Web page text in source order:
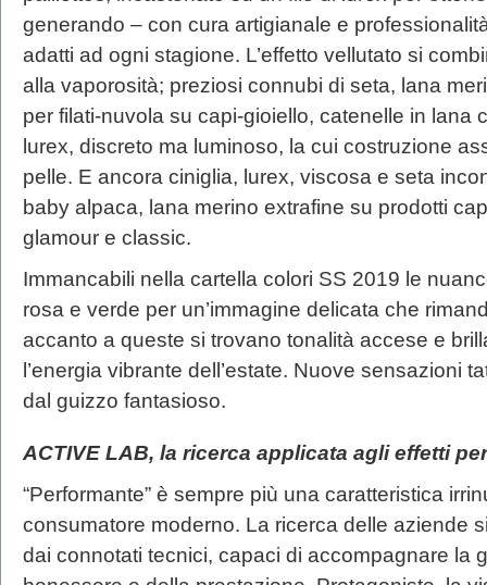
generando – con cura artigianale e
adatti ad ogni stagione. L’effetto vellutato si
alla vaporosità; preziosi connubi di seta, lana
per filati-nuvola su capi-gioiello, catenelle in lana
lurex, discreto ma luminoso, la cui costruzione
pelle. E ancora ciniglia, lurex, viscosa e seta
baby alpaca, lana merino extrafine su prodotti
glamour e classic.
Immancabili nella cartella colori SS 2019 le
rosa e verde per un’immagine delicata che
accanto a queste si trovano tonalità accese e
l’energia vibrante dell’estate. Nuove sensazioni
dal guizzo fantasioso.
ACTIVE LAB, la ricerca applicata agli effetti
“Performante” è sempre più una caratteristica
consumatore moderno. La ricerca delle aziende
dai connotati tecnici, capaci di accompagnare la